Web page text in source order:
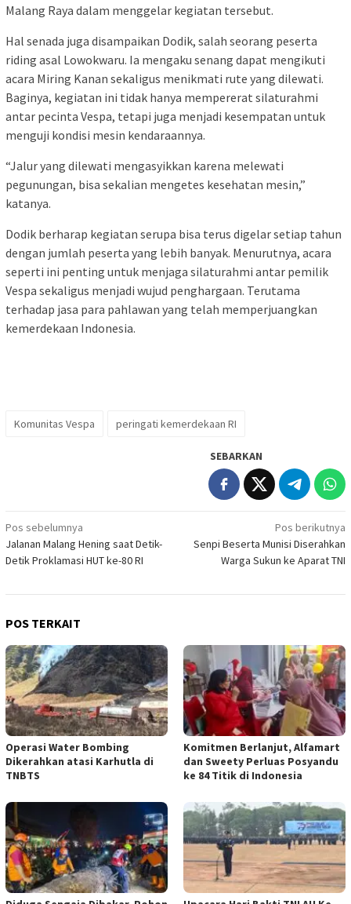
Malang Raya dalam menggelar kegiatan tersebut.
Hal senada juga disampaikan Dodik, salah seorang peserta
riding asal Lowokwaru. Ia mengaku senang dapat mengikuti
acara Miring Kanan sekaligus menikmati rute yang dilewati.
Baginya, kegiatan ini tidak hanya mempererat silaturahmi
antar pecinta Vespa, tetapi juga menjadi kesempatan untuk
menguji kondisi mesin kendaraannya.
“Jalur yang dilewati mengasyikkan karena melewati
pegunungan, bisa sekalian mengetes kesehatan mesin,”
katanya.
Dodik berharap kegiatan serupa bisa terus digelar setiap tahun
dengan jumlah peserta yang lebih banyak. Menurutnya, acara
seperti ini penting untuk menjaga silaturahmi antar pemilik
Vespa sekaligus menjadi wujud penghargaan. Terutama
terhadap jasa para pahlawan yang telah memperjuangkan
kemerdekaan Indonesia.
Komunitas Vespa peringati kemerdekaan RI
SEBARKAN
Navigasi
pos
Pos sebelumnya
Jalanan Malang Hening saat Detik-
Detik Proklamasi HUT ke-80 RI
Pos berikutnya
Senpi Beserta Munisi Diserahkan
Warga Sukun ke Aparat TNI
POS TERKAIT
Operasi Water Bombing
Dikerahkan atasi Karhutla di
TNBTS
Komitmen Berlanjut, Alfamart
dan Sweety Perluas Posyandu
ke 84 Titik di Indonesia